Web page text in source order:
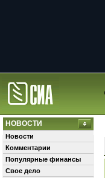
НОВОСТИ
Новости
Комментарии
Популярные финансы
Свое дело